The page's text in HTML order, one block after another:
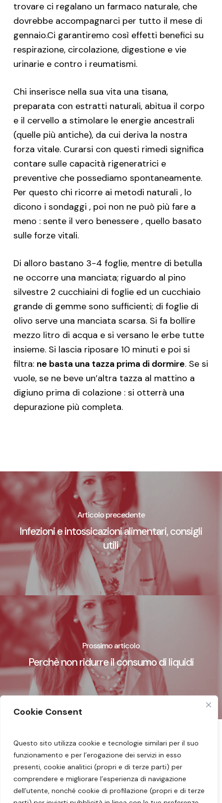
Cookie Consent
Questo sito utilizza cookie e tecnologie similari per il suo
funzionamento e per l’erogazione dei servizi in esso
presenti, cookie analitici (propri e di terze parti) per
comprendere e migliorare l’esperienza di navigazione
dell’utente, nonché cookie di profilazione (propri e di terze
trovare ci regalano un farmaco naturale, che
dovrebbe accompagnarci per tutto il mese di
gennaio.Ci garantiremo così effetti benefici su
respirazione, circolazione, digestione e vie
urinarie e contro i reumatismi.
Chi inserisce nella sua vita una tisana,
preparata con estratti naturali, abitua il corpo
e il cervello a stimolare le energie ancestrali
(quelle più antiche), da cui deriva la nostra
forza vitale. Curarsi con questi rimedi significa
contare sulle capacità rigeneratrici e
preventive che possediamo spontaneamente.
Per questo chi ricorre ai metodi naturali , lo
dicono i sondaggi , poi non ne può più fare a
meno : sente il vero benessere , quello basato
sulle forze vitali.
Di alloro bastano 3-4 foglie, mentre di betulla
ne occorre una manciata; riguardo al pino
silvestre 2 cucchiaini di foglie ed un cucchiaio
grande di gemme sono sufficienti; di foglie di
olivo serve una manciata scarsa. Si fa bollire
mezzo litro di acqua e si versano le erbe tutte
insieme. Si lascia riposare 10 minuti e poi si
filtra: ne basta una tazza prima di dormire. Se si
vuole, se ne beve un’altra tazza al mattino a
digiuno prima di colazione : si otterrà una
depurazione più completa.
Articolo precedente
Infezioni e intossicazioni alimentari, consigli
utili
Prossimo articolo
Perchè non ridurre il consumo di liquidi
Seguimi sui miei social: Facebook–Instagram
–YouTube
Dott.ssa Barbara Borzaga – Nutrizionista